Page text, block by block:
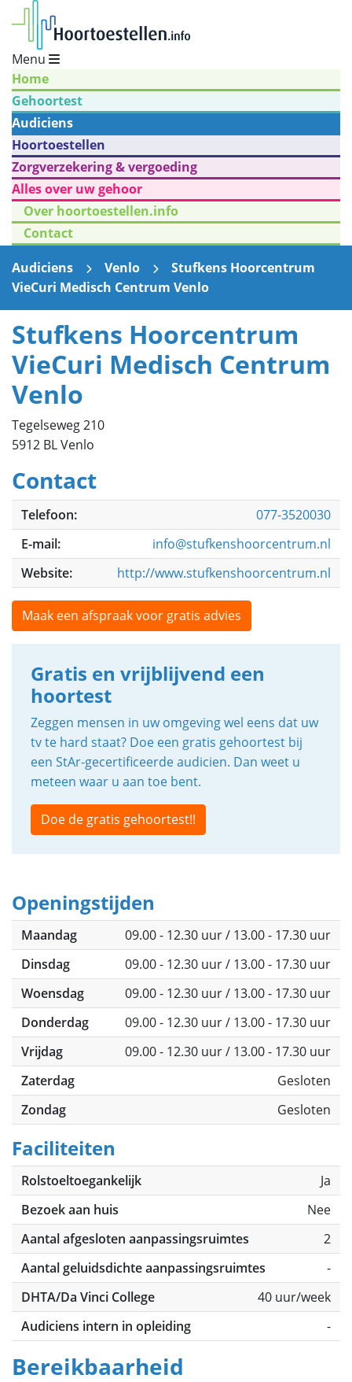
Menu
Home
Gehoortest
Audiciens
Hoortoestellen
Zorgverzekering & vergoeding
Alles over uw gehoor
Over hoortoestellen.info
Contact
Audiciens
Venlo
Stufkens Hoorcentrum
VieCuri Medisch Centrum Venlo
Stufkens Hoorcentrum
VieCuri Medisch Centrum
Venlo
Tegelseweg 210
5912 BL Venlo
Contact
Telefoon:
077-3520030
E-mail:
info@stufkenshoorcentrum.nl
Website:
http://www.stufkenshoorcentrum.nl
Maak een afspraak voor gratis advies
Gratis en vrijblijvend een
hoortest
Zeggen mensen in uw omgeving wel eens dat uw
tv te hard staat? Doe een gratis gehoortest bij
een StAr-gecertificeerde audicien. Dan weet u
meteen waar u aan toe bent.
Doe de gratis gehoortest!!
Openingstijden
Maandag
09.00 - 12.30 uur / 13.00 - 17.30 uur
Dinsdag
09.00 - 12.30 uur / 13.00 - 17.30 uur
Woensdag
09.00 - 12.30 uur / 13.00 - 17.30 uur
Donderdag
09.00 - 12.30 uur / 13.00 - 17.30 uur
Vrijdag
09.00 - 12.30 uur / 13.00 - 17.30 uur
Zaterdag
Gesloten
Zondag
Gesloten
Faciliteiten
Rolstoeltoegankelijk
Ja
Bezoek aan huis
Nee
Aantal afgesloten aanpassingsruimtes
2
Aantal geluidsdichte aanpassingsruimtes
-
DHTA/Da Vinci College
40 uur/week
Audiciens intern in opleiding
-
Bereikbaarheid